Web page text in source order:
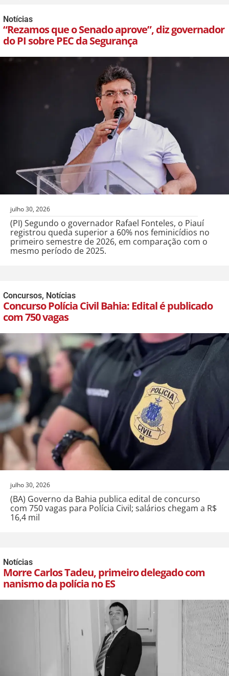
Notícias
“Rezamos que o Senado aprove”, diz governador
do PI sobre PEC da Segurança
julho 30, 2026
(PI) Segundo o governador Rafael Fonteles, o Piauí
registrou queda superior a 60% nos feminicídios no
primeiro semestre de 2026, em comparação com o
mesmo período de 2025.
Concursos, Notícias
Concurso Polícia Civil Bahia: Edital é publicado
com 750 vagas
julho 30, 2026
(BA) Governo da Bahia publica edital de concurso
com 750 vagas para Polícia Civil; salários chegam a R$
16,4 mil
Notícias
Morre Carlos Tadeu, primeiro delegado com
nanismo da polícia no ES